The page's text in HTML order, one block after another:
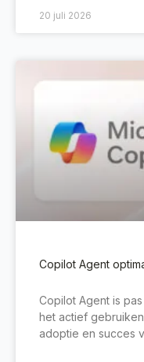
20 juli 2026
Copilot Agent
Copilot Agent is
het actief
adoptie en succes